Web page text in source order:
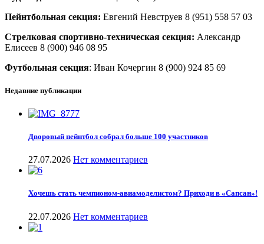
Пейнтбольная секция: Евгений Невструев 8 (951) 558 57 03
Стрелковая спортивно-техническая секция: Александр
Елисеев 8 (900) 946 08 95
Футбольная секция: Иван Кочергин 8 (900) 924 85 69
Недавние публикации
Дворовый пейнтбол собрал больше 100 участников
27.07.2026 Нет комментариев
Хочешь стать чемпионом-авиамоделистом? Приходи в «Сапсан»!
22.07.2026 Нет комментариев